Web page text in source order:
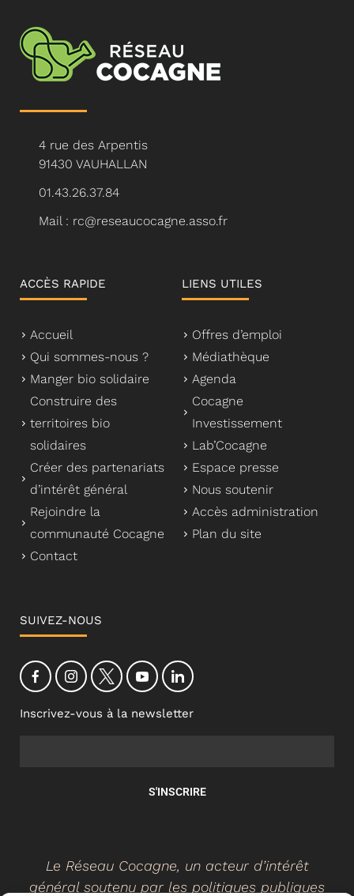
4 rue des Arpentis
91430 VAUHALLAN
01.43.26.37.84
Mail : rc@reseaucocagne.asso.fr
ACCÈS RAPIDE
Accueil
Qui sommes-nous ?
Manger bio solidaire
Construire des
territoires bio
solidaires
Créer des partenariats
d’intérêt général
Rejoindre la
communauté Cocagne
Contact
LIENS UTILES
Offres d’emploi
Médiathèque
Agenda
Cocagne
Investissement
Lab’Cocagne
Espace presse
Nous soutenir
Accès administration
Plan du site
SUIVEZ-NOUS
Inscrivez-vous à la newsletter
S'INSCRIRE
Le Réseau Cocagne, un acteur d’intérêt
général soutenu par les politiques publiques